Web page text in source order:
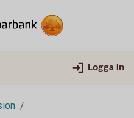
Logga in